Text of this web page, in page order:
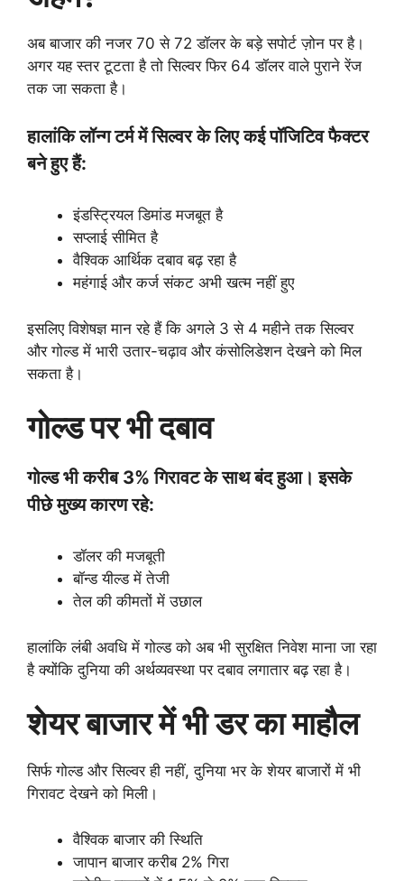
अब बाजार की नजर 70 से 72 डॉलर के बड़े सपोर्ट ज़ोन पर है।
अगर यह स्तर टूटता है तो सिल्वर फिर 64 डॉलर वाले पुराने रेंज
तक जा सकता है।
हालांकि लॉन्ग टर्म में सिल्वर के लिए कई पॉजिटिव फैक्टर
बने हुए हैं:
इंडस्ट्रियल डिमांड मजबूत है
सप्लाई सीमित है
वैश्विक आर्थिक दबाव बढ़ रहा है
महंगाई और कर्ज संकट अभी खत्म नहीं हुए
इसलिए विशेषज्ञ मान रहे हैं कि अगले 3 से 4 महीने तक सिल्वर
और गोल्ड में भारी उतार-चढ़ाव और कंसोलिडेशन देखने को मिल
सकता है।
गोल्ड पर भी दबाव
गोल्ड भी करीब 3% गिरावट के साथ बंद हुआ। इसके
पीछे मुख्य कारण रहे:
डॉलर की मजबूती
बॉन्ड यील्ड में तेजी
तेल की कीमतों में उछाल
हालांकि लंबी अवधि में गोल्ड को अब भी सुरक्षित निवेश माना जा रहा
है क्योंकि दुनिया की अर्थव्यवस्था पर दबाव लगातार बढ़ रहा है।
शेयर बाजार में भी डर का माहौल
सिर्फ गोल्ड और सिल्वर ही नहीं, दुनिया भर के शेयर बाजारों में भी
गिरावट देखने को मिली।
वैश्विक बाजार की स्थिति
जापान बाजार करीब 2% गिरा